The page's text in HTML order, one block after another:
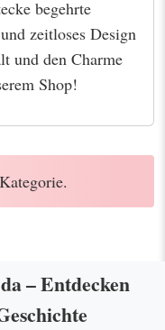
begehrte
zeitloses Design
und den Charme
Shop!
– Entdecken